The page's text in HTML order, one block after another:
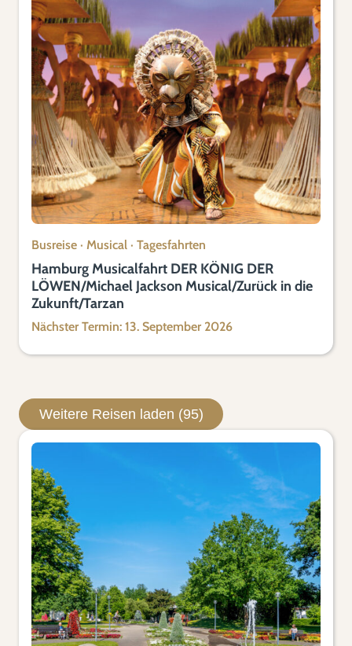
Busreise · Musical · Tagesfahrten
Hamburg Musicalfahrt DER KÖNIG DER
LÖWEN/Michael Jackson Musical/Zurück in die
Zukunft/Tarzan
Nächster Termin: 13. September 2026
Weitere Reisen laden (95)